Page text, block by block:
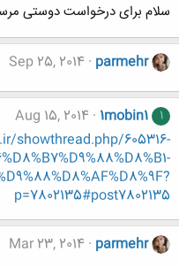
سلام برای درخواست دوستی
parmehr
Sep 25, 2014
1
1mobin1
Aug 15, 2014
showthread.php/605316-
p=7802135#post7802135
parmehr
Mar 23, 2014